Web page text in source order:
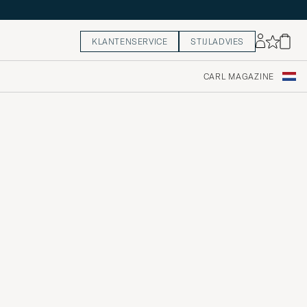
KLANTENSERVICE STIJLADVIES
CARL MAGAZINE